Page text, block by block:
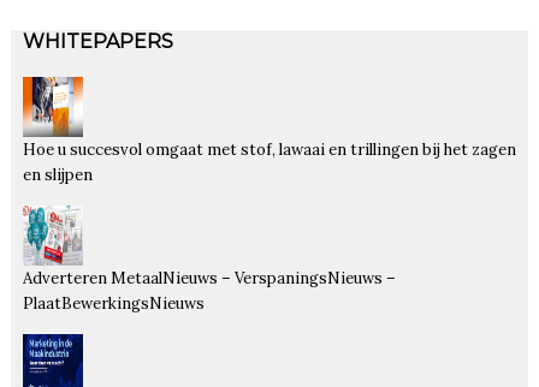
WHITEPAPERS
Hoe u succesvol omgaat met stof, lawaai en trillingen bij het zagen
en slijpen
Adverteren MetaalNieuws – VerspaningsNieuws –
PlaatBewerkingsNieuws